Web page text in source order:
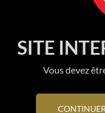
SITE
Vous devez
CONTINUER